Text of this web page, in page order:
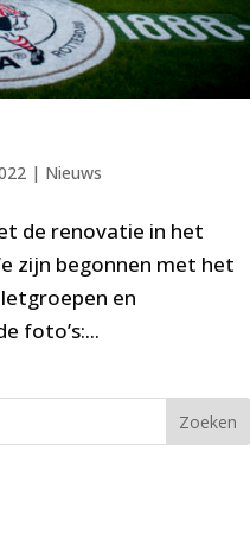
| Nieuws
de renovatie in het
zijn begonnen met het
en
foto’s:...
Zoeken